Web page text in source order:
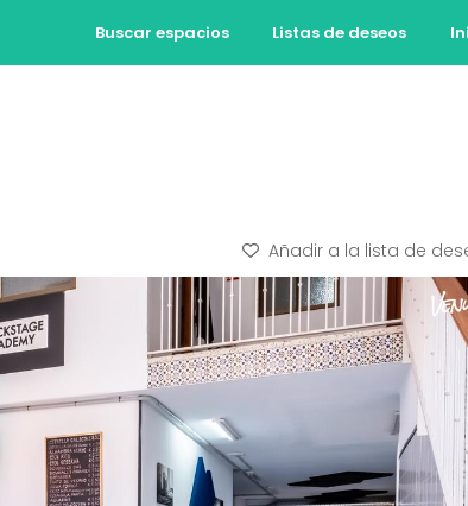
Buscar espacios Listas de deseos
Añadir a la lista de